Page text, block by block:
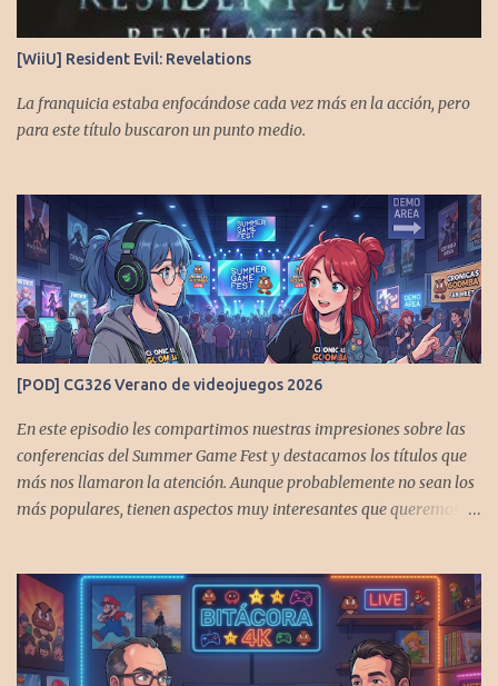
[WiiU] Resident Evil: Revelations
La franquicia estaba enfocándose cada vez más en la acción, pero
para este título buscaron un punto medio.
[POD] CG326 Verano de videojuegos 2026
En este episodio les compartimos nuestras impresiones sobre las
conferencias del Summer Game Fest y destacamos los títulos que
más nos llamaron la atención. Aunque probablemente no sean los
más populares, tienen aspectos muy interesantes que queremos
nos agregan a sus plataformas de podcast y nos dejan
comentarios en las cuentas de redes. Spotify YouTube. Twitter -
https://x.com/CronicasGoomba Instagram -
https://www.instagram.com/cronicasgoomba/ Facebook -